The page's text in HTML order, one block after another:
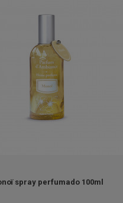
spray perfumado 100ml